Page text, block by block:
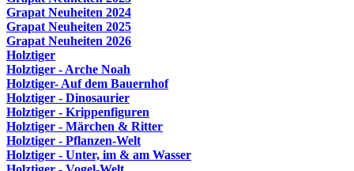
Grapat Neuheiten 2024
Grapat Neuheiten 2025
Grapat Neuheiten 2026
Holztiger
Holztiger - Arche Noah
Holztiger- Auf dem Bauernhof
Holztiger - Dinosaurier
Holztiger - Krippenfiguren
Holztiger - Märchen & Ritter
Holztiger - Pflanzen-Welt
Holztiger - Unter, im & am Wasser